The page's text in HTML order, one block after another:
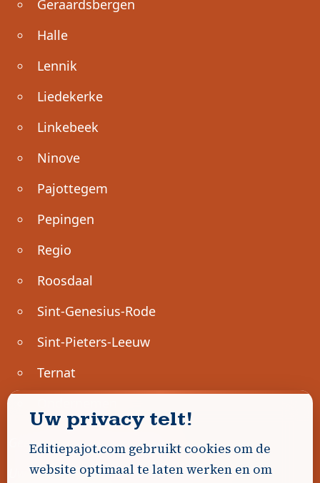
Geraardsbergen
Halle
Lennik
Liedekerke
Linkebeek
Ninove
Pajottegem
Pepingen
Regio
Roosdaal
Sint-Genesius-Rode
Sint-Pieters-Leeuw
Ternat
Geen advertenties gevonden.
Uw advertentie hier? Contacteer ons!
Uw privacy telt!
Editiepajot.com gebruikt cookies om de
website optimaal te laten werken en om